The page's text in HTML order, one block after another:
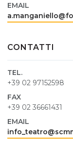
EMAIL
CONTATTI
TEL.
+39 02 97152598
FAX
+39 02 36661431
EMAIL